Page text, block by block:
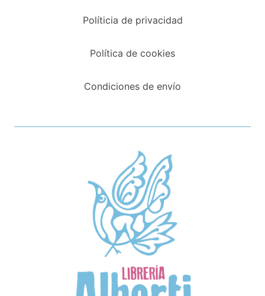
Políticia de privacidad
Política de cookies
Condiciones de envío